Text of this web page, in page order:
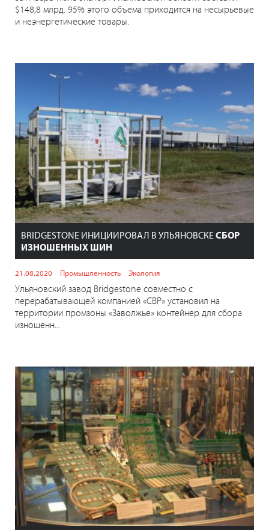
$148,8 млрд. 95% этого объема приходится на несырьевые
и неэнергетические товары.
BRIDGESTONE ИНИЦИИРОВАЛ В УЛЬЯНОВСКЕ СБОР
ИЗНОШЕННЫХ ШИН
21.08.2020 Промышленность Экология
Ульяновский завод Bridgestone совместно с
перерабатывающей компанией «СВР» установил на
территории промзоны «Заволжье» контейнер для сбора
изношенн...